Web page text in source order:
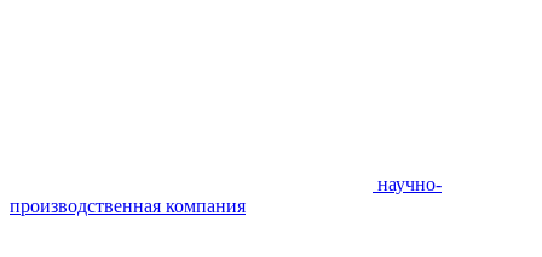
научно-
производственная компания